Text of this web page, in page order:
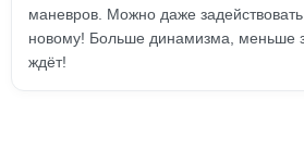
маневров. Можно даже
новому! Больше динамизма, меньше
ждёт!